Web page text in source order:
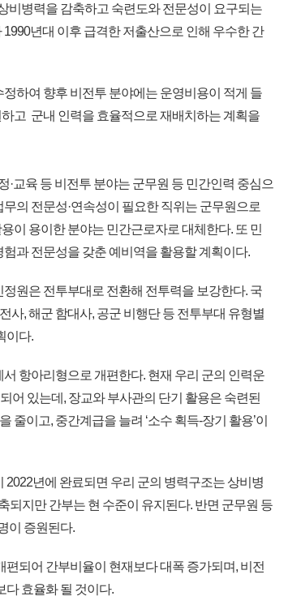
비병력을 감축하고 숙련도와 전문성이 요구되는
년대 이후 급격한 저출산으로 인해 우수한 간
하여 향후 비전투 분야에는 운영비용이 적게 들
고 군내 인력을 효율적으로 재배치하는 계획을
·교육 등 비전투 분야는 군무원 등 민간인력 중심으
의 전문성·연속성이 필요한 직위는 군무원으로
이 용이한 분야는 민간근로자로 대체한다. 또 민
과 전문성을 갖춘 예비역을 활용할 계획이다.
원은 전투부대로 전환해 전투력을 보강한다. 국
사, 해군 함대사, 공군 비행단 등 전투부대 유형별
이다.
항아리형으로 개편한다. 현재 우리 군의 인력운
어 있는데, 장교와 부사관의 단기 활용은 숙련된
이고, 중간계급을 늘려 ‘소수 획득-장기 활용’이
년에 완료되면 우리 군의 병력구조는 상비병
되지만 간부는 현 수준이 유지된다. 반면 군무원 등
이 증원된다.
되어 간부비율이 현재보다 대폭 증가되며, 비전
다 효율화 될 것이다.